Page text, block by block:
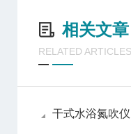
相关文章
RELATED ARTICLES
干式水浴氮吹仪